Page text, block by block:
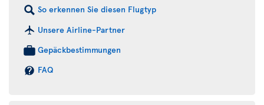
So erkennen Sie diesen Flugtyp
Unsere Airline-Partner
Gepäckbestimmungen
FAQ